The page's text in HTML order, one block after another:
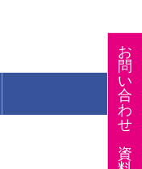
お
問
い
合
わ
せ
資